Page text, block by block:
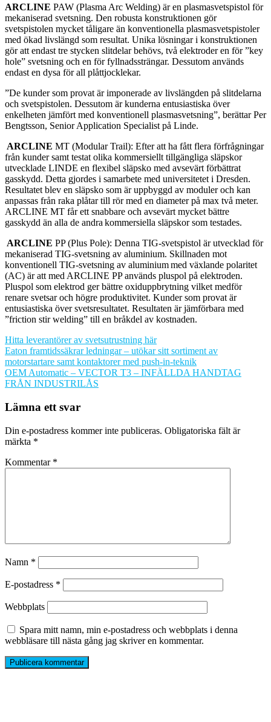
ARCLINE PAW (Plasma Arc Welding) är en plasmasvetspistol för
mekaniserad svetsning. Den robusta konstruktionen gör
svetspistolen mycket tåligare än konventionella plasmasvetspistoler
med ökad livslängd som resultat. Unika lösningar i konstruktionen
gör att endast tre stycken slitdelar behövs, två elektroder en för ”key
hole” svetsning och en för fyllnadssträngar. Dessutom används
endast en dysa för all plåttjocklekar.
”De kunder som provat är imponerade av livslängden på slitdelarna
och svetspistolen. Dessutom är kunderna entusiastiska över
enkelheten jämfört med konventionell plasmasvetsning”, berättar Per
Bengtsson, Senior Application Specialist på Linde.
ARCLINE MT (Modular Trail): Efter att ha fått flera förfrågningar
från kunder samt testat olika kommersiellt tillgängliga släpskor
utvecklade LINDE en flexibel släpsko med avsevärt förbättrat
gasskydd. Detta gjordes i samarbete med universitetet i Dresden.
Resultatet blev en släpsko som är uppbyggd av moduler och kan
anpassas från raka plåtar till rör med en diameter på max två meter.
ARCLINE MT får ett snabbare och avsevärt mycket bättre
gasskydd än alla de andra kommersiella släpskor som testades.
ARCLINE PP (Plus Pole): Denna TIG-svetspistol är utvecklad för
mekaniserad TIG-svetsning av aluminium. Skillnaden mot
konventionell TIG-svetsning av aluminium med växlande polaritet
(AC) är att med ARCLINE PP används pluspol på elektroden.
Pluspol som elektrod ger bättre oxiduppbrytning vilket medför
renare svetsar och högre produktivitet. Kunder som provat är
entusiastiska över svetsresultatet. Resultaten är jämförbara med
”friction stir welding” till en bråkdel av kostnaden.
Hitta leverantörer av svetsutrustning här
Inläggsnavigering
Eaton framtidssäkrar ledningar – utökar sitt sortiment av
motorstartare samt kontaktorer med push-in-teknik
OEM Automatic – VECTOR T3 – INFÄLLDA HANDTAG
FRÅN INDUSTRILÅS
Lämna ett svar
Din e-postadress kommer inte publiceras. Obligatoriska fält är
märkta *
Kommentar *
Namn *
E-postadress *
Webbplats
Spara mitt namn, min e-postadress och webbplats i denna
webbläsare till nästa gång jag skriver en kommentar.